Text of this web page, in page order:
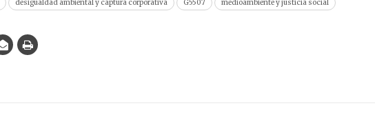
desigualdad ambiental y captura corporativa G5507
medioambiente y justicia social